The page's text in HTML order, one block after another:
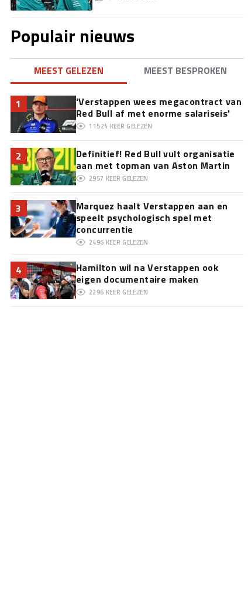
Populair nieuws
MEEST GELEZEN MEEST BESPROKEN
1
'Verstappen wees megacontract van
Red Bull af met enorme salariseis'
11524 KEER GELEZEN
2
Definitief! Red Bull vult organisatie
aan met topman van Aston Martin
2957 KEER GELEZEN
3
Marquez haalt Verstappen aan en
speelt psychologisch spel met
concurrentie
2496 KEER GELEZEN
4
Hamilton wil na Verstappen ook
eigen documentaire maken
2296 KEER GELEZEN